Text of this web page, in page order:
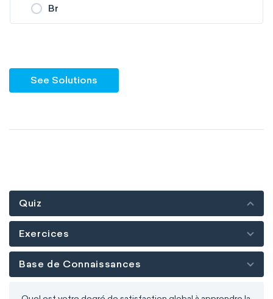
Br
See Solutions
Quiz
Exercices
Base de Connaissances